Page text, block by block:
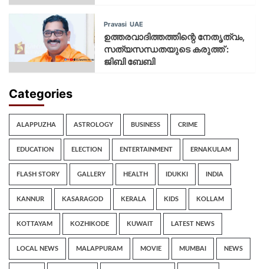
Pravasi UAE
ഉത്തരവാദിത്തത്തിന്റെ നേതൃത്വം,
സത്യസന്ധതയുടെ കരുത്ത് :
ജിബി ബേബി
Categories
ALAPPUZHA ASTROLOGY BUSINESS CRIME
EDUCATION ELECTION ENTERTAINMENT ERNAKULAM
FLASH STORY GALLERY HEALTH IDUKKI INDIA
KANNUR KASARAGOD KERALA KIDS KOLLAM
KOTTAYAM KOZHIKODE KUWAIT LATEST NEWS
LOCAL NEWS MALAPPURAM MOVIE MUMBAI NEWS